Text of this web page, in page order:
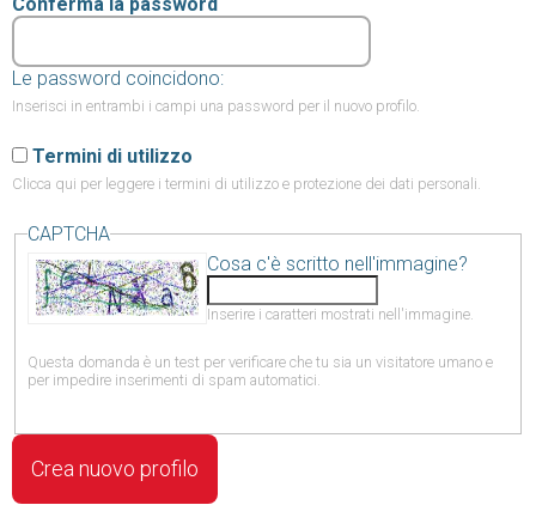
Le password coincidono:
Inserisci in entrambi i campi una password per il nuovo profilo.
Termini di utilizzo
Clicca qui per leggere i termini di utilizzo e protezione dei dati personali.
CAPTCHA
Cosa c'è scritto nell'immagine?
Inserire i caratteri mostrati nell'immagine.
Questa domanda è un test per verificare che tu sia un visitatore umano e
per impedire inserimenti di spam automatici.